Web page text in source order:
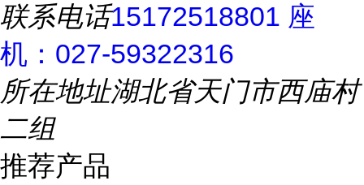
联系电话15172518801 座
机：027-59322316
所在地址湖北省天门市西庙村
二组
推荐产品